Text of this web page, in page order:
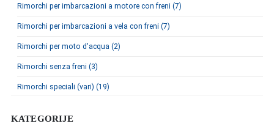
Rimorchi per imbarcazioni a motore con freni (7)
Rimorchi per imbarcazioni a vela con freni (7)
Rimorchi per moto d'acqua (2)
Rimorchi senza freni (3)
Rimorchi speciali (vari) (19)
KATEGORIJE